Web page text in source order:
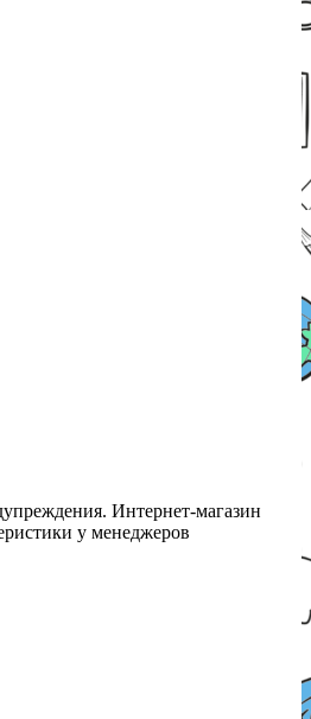
Интернет-магазин
у менеджеров